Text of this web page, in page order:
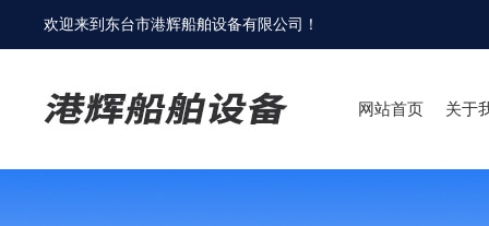
欢迎来到 东台市港辉船舶设备有限公司 ！
网站首页 关于